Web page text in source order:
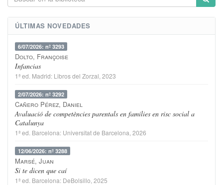
ÚLTIMAS NOVEDADES
6/07/2026: nº 3293
Dolto, Françoise
Infancias
1ª ed. Madrid: Libros del Zorzal , 2023
2/07/2026: nº 3292
Cañero Pérez, Daniel
Avaluació de competències parentals en families en risc social a
Catalunya
1ª ed. Barcelona: Universitat de Barcelona , 2026
12/06/2026: nº 3288
Marsé, Juan
Si te dicen que caí
1ª ed. Barcelona: DeBolsillo , 2025